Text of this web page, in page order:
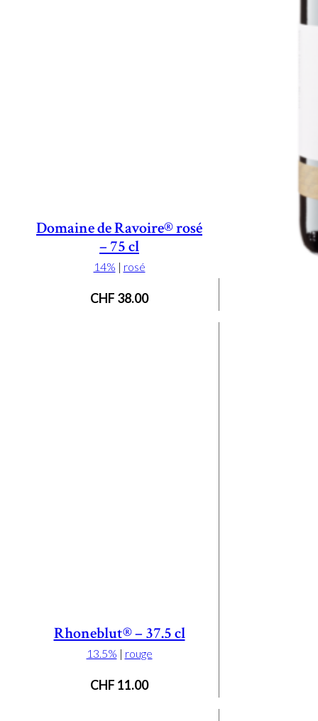
Domaine de Ravoire® rosé
– 75 cl
14% | rosé
CHF 38.00
Rhoneblut® – 37.5 cl
13.5% | rouge
CHF 11.00